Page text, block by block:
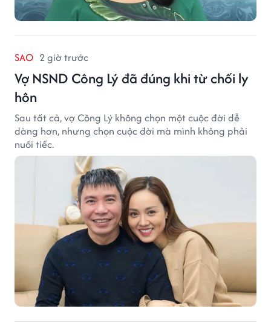
SAO 2 giờ trước
Vợ NSND Công Lý đã đúng khi từ chối ly
hôn
Sau tất cả, vợ Công Lý không chọn một cuộc đời dễ
dàng hơn, nhưng chọn cuộc đời mà mình không phải
nuối tiếc.